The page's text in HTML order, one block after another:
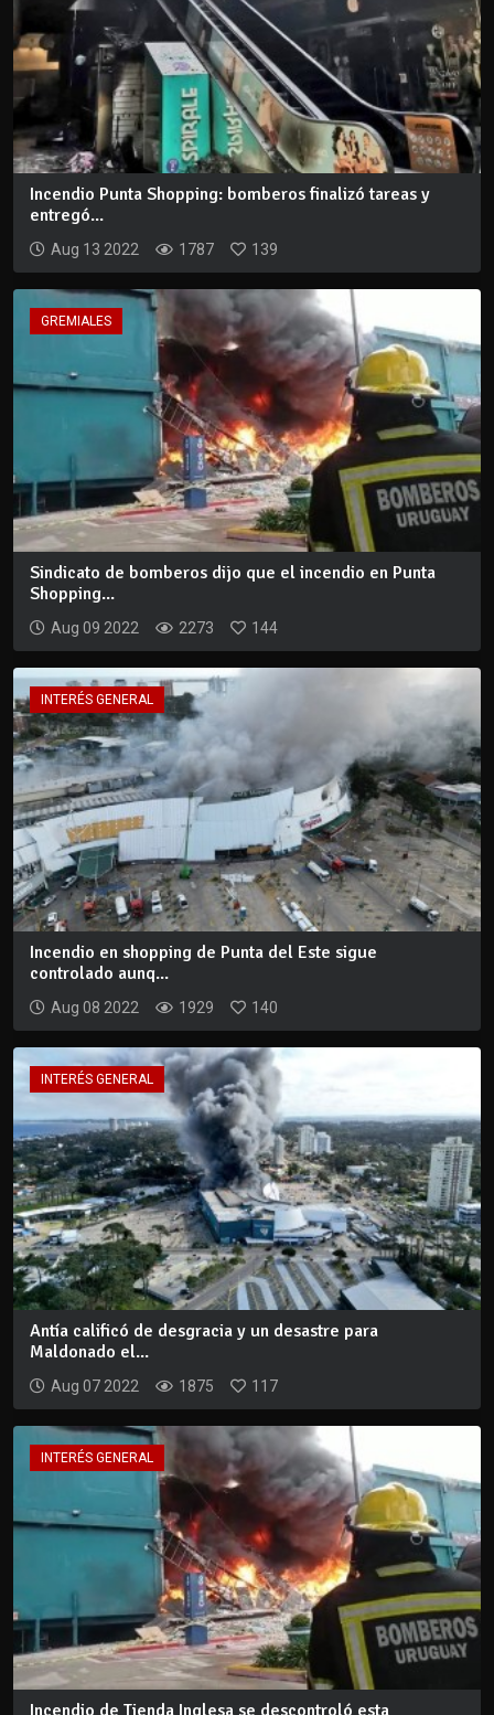
Incendio Punta Shopping: bomberos finalizó tareas y
entregó...
Aug 13 2022 1787 139
GREMIALES
Sindicato de bomberos dijo que el incendio en Punta
Shopping...
Aug 09 2022 2273 144
INTERÉS GENERAL
Incendio en shopping de Punta del Este sigue
controlado aunq...
Aug 08 2022 1929 140
INTERÉS GENERAL
Antía calificó de desgracia y un desastre para
Maldonado el...
Aug 07 2022 1875 117
INTERÉS GENERAL
Incendio de Tienda Inglesa se descontroló esta